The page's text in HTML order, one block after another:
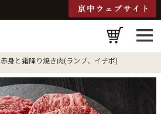
赤身と霜降り焼き肉(ランプ、イチボ)